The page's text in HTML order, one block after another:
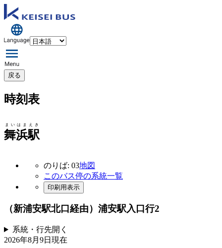
戻る
時刻表
舞浜駅
まいはまえき
のりば: 03地図
このバス停の系統一覧
印刷用表示
（新浦安駅北口経由）浦安駅入口行2
系統・行先開く
2026年8月9日 現在